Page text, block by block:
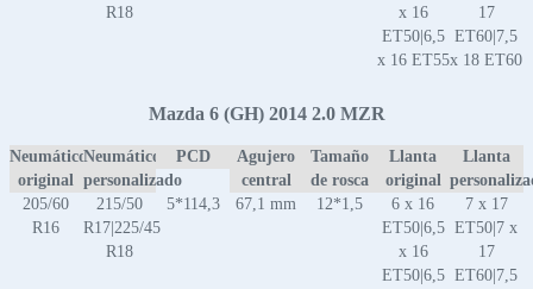
R18
x 16
ET50|6,5
x 16 ET55
17
ET60|7,5
x 18 ET60
Mazda 6 (GH) 2014 2.0 MZR
Neumático
original
Neumático
personalizado
PCD
Agujero
central
Tamaño
de rosca
Llanta
original
Llanta
205/60
R16
215/50
R17|225/45
R18
5*114,3 67,1 mm 12*1,5
6 x 16
ET50|6,5
x 16
ET50|6,5
7 x 17
ET50|7 x
17
ET60|7,5